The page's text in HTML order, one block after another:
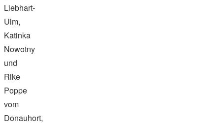
Liebhart-
Ulm,
Katinka
Nowotny
und
Rike
Poppe
vom
Donauhort,